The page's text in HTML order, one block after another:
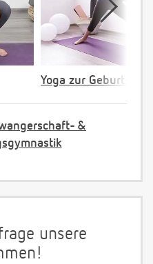
Yoga zur
&
unsere